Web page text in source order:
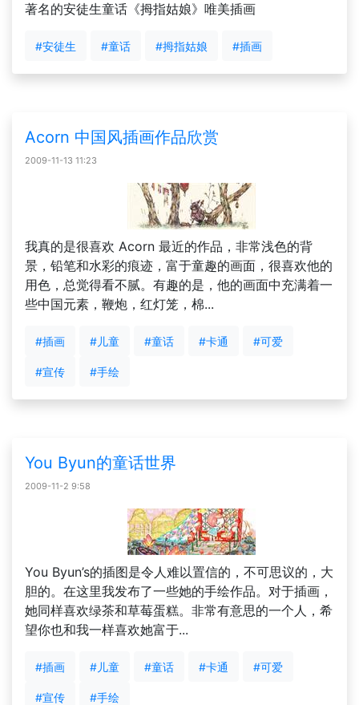
著名的安徒生童话《拇指姑娘》唯美插画
#安徒生 #童话 #拇指姑娘 #插画
Acorn 中国风插画作品欣赏
2009-11-13 11:23
我真的是很喜欢 Acorn 最近的作品，非常浅色的背
景，铅笔和水彩的痕迹，富于童趣的画面，很喜欢他的
用色，总觉得看不腻。有趣的是，他的画面中充满着一
些中国元素，鞭炮，红灯笼，棉...
#插画 #儿童 #童话 #卡通 #可爱
#宣传 #手绘
You Byun的童话世界
2009-11-2 9:58
You Byun’s的插图是令人难以置信的，不可思议的，大
胆的。在这里我发布了一些她的手绘作品。对于插画，
她同样喜欢绿茶和草莓蛋糕。非常有意思的一个人，希
望你也和我一样喜欢她富于...
#插画 #儿童 #童话 #卡通 #可爱
#宣传 #手绘